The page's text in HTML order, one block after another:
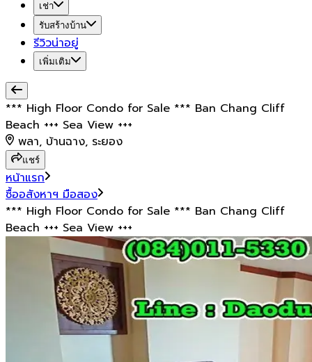
เช่า
รับสร้างบ้าน
รีวิวน่าอยู่
เพิ่มเติม
*** High Floor Condo for Sale *** Ban Chang Cliff
Beach +++ Sea View +++
พลา, บ้านฉาง, ระยอง
แชร์
หน้าแรก
ซื้ออสังหาฯ มือสอง
*** High Floor Condo for Sale *** Ban Chang Cliff
Beach +++ Sea View +++